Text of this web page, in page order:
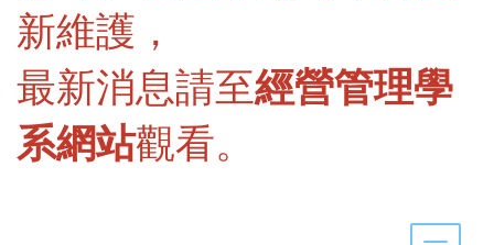
新維護，
最新消息請至經營管理學
系網站觀看。